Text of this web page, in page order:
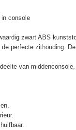
console
zwart ABS
perfecte zithouding.
van